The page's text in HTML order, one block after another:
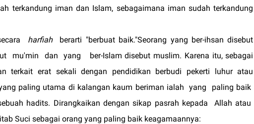
terkandung iman dan Islam, sebagaimana iman sudah terkandung
harfiah
berarti "berbuat baik."Seorang yang ber-ihsan disebut
mu'min dan yang
ber-Islam disebut muslim. Karena itu, sebagai
terkait erat sekali dengan pendidikan berbudi pekerti luhur atau
paling utama di kalangan kaum beriman ialah
yang
paling baik
hadits. Dirangkaikan dengan sikap pasrah kepada
Allah atau
Suci sebagai orang yang paling baik keagamaannya: